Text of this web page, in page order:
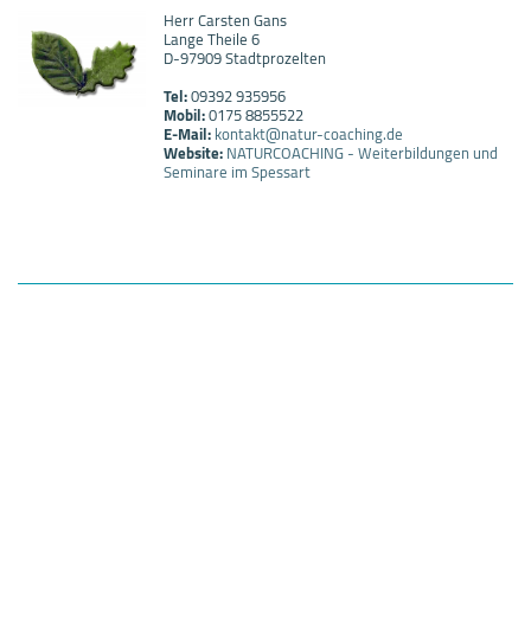
Herr Carsten Gans
Lange Theile 6
D-97909 Stadtprozelten
Tel:09392 935956
Mobil:0175 8855522
E-Mail:kontakt@natur-coaching.de
Website:NATURCOACHING - Weiterbildungen und
Seminare im Spessart